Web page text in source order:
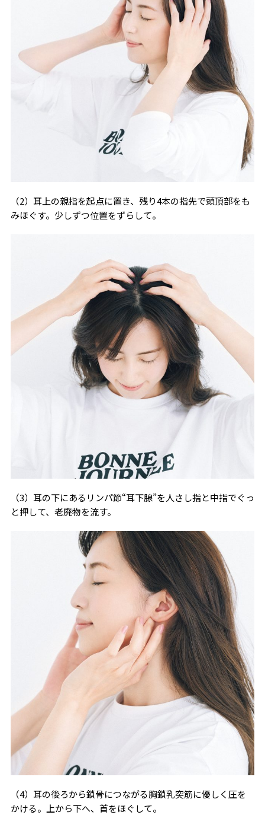
（2）耳上の親指を起点に置き、残り4本の指先で頭頂部をも
みほぐす。少しずつ位置をずらして。
（3）耳の下にあるリンパ節“耳下腺”を人さし指と中指でぐっ
と押して、老廃物を流す。
（4）耳の後ろから鎖骨につながる胸鎖乳突筋に優しく圧を
かける。上から下へ、首をほぐして。